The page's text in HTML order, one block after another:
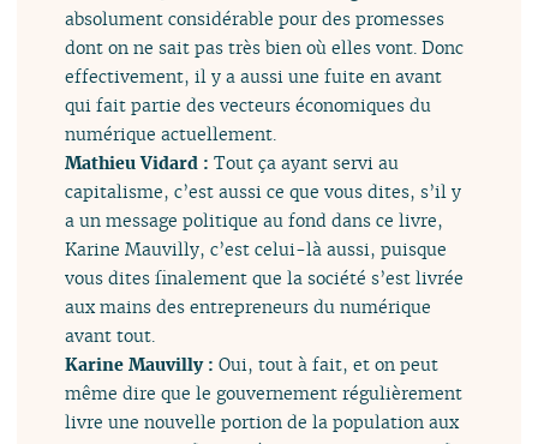
absolument considérable pour des promesses
dont on ne sait pas très bien où elles vont. Donc
effectivement, il y a aussi une fuite en avant
qui fait partie des vecteurs économiques du
numérique actuellement.
Mathieu Vidard :Tout ça ayant servi au
capitalisme, c’est aussi ce que vous dites, s’il y
a un message politique au fond dans ce livre,
Karine Mauvilly, c’est celui-là aussi, puisque
vous dites finalement que la société s’est livrée
aux mains des entrepreneurs du numérique
avant tout.
Karine Mauvilly :Oui, tout à fait, et on peut
même dire que le gouvernement régulièrement
livre une nouvelle portion de la population aux